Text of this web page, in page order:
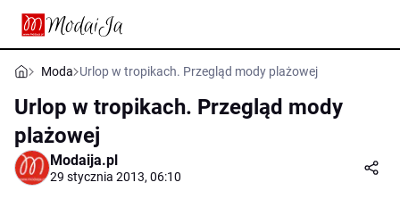
Moda Urlop w tropikach. Przegląd mody plażowej
Urlop w tropikach. Przegląd mody
plażowej
Modaija.pl
29 stycznia 2013, 06:10